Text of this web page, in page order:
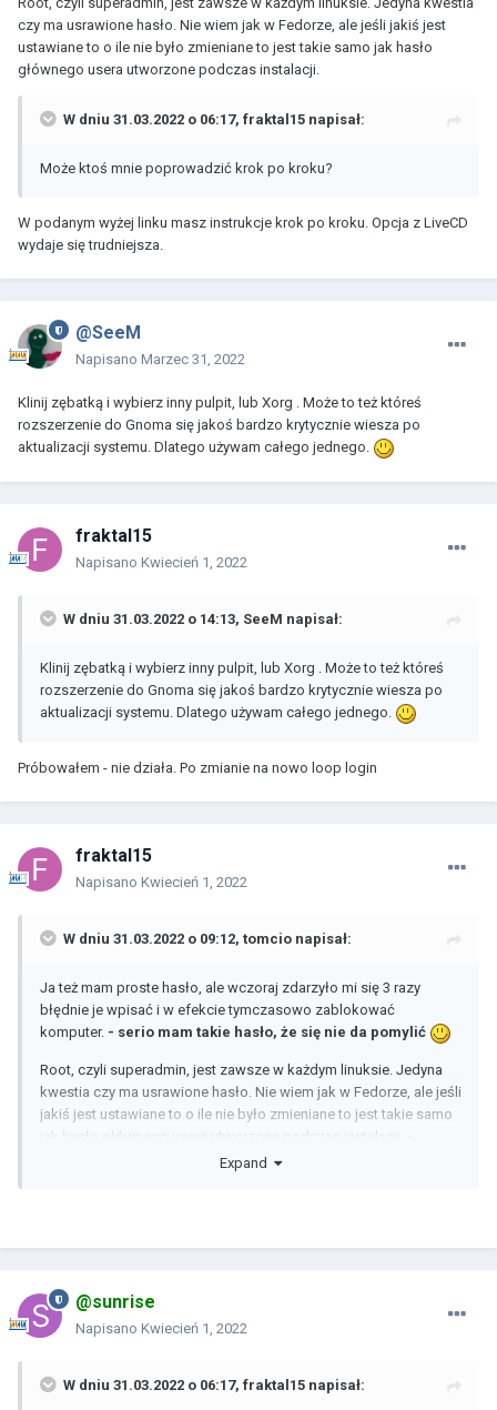
czy ma usrawione hasło. Nie wiem jak w Fedorze, ale jeśli jakiś jest
ustawiane to o ile nie było zmieniane to jest takie samo jak hasło
głównego usera utworzone podczas instalacji.
W dniu 31.03.2022 o 06:17, fraktal15 napisał:
Może ktoś mnie poprowadzić krok po kroku?
W podanym wyżej linku masz instrukcje krok po kroku. Opcja z LiveCD
wydaje się trudniejsza.
@SeeM
Napisano Marzec 31, 2022
Klinij zębatką i wybierz inny pulpit, lub Xorg . Może to też któreś
rozszerzenie do Gnoma się jakoś bardzo krytycznie wiesza po
aktualizacji systemu. Dlatego używam całego jednego.
fraktal15
Napisano Kwiecień 1, 2022
W dniu 31.03.2022 o 14:13, SeeM napisał:
Klinij zębatką i wybierz inny pulpit, lub Xorg . Może to też któreś
rozszerzenie do Gnoma się jakoś bardzo krytycznie wiesza po
aktualizacji systemu. Dlatego używam całego jednego.
Próbowałem - nie działa. Po zmianie na nowo loop login
fraktal15
Napisano Kwiecień 1, 2022
W dniu 31.03.2022 o 09:12, tomcio napisał:
Ja też mam proste hasło, ale wczoraj zdarzyło mi się 3 razy
błędnie je wpisać i w efekcie tymczasowo zablokować
komputer. - serio mam takie hasło, że się nie da pomylić
Root, czyli superadmin, jest zawsze w każdym linuksie. Jedyna
kwestia czy ma usrawione hasło. Nie wiem jak w Fedorze, ale jeśli
jakiś jest ustawiane to o ile nie było zmieniane to jest takie samo
jak hasło głównego usera utworzone podczas instalacji.
próbowałem, ale nie działa. Mogłem ustawić kiedyś hasło,
Expand
@sunrise
Napisano Kwiecień 1, 2022
W dniu 31.03.2022 o 06:17, fraktal15 napisał: